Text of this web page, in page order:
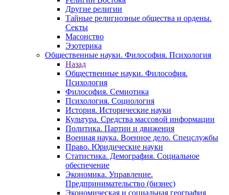
Другие религии
Тайные религиозные общества и ордены.
Секты
Масонство
Эзотерика
Общественные науки. Философия. Психология
Назад
Общественные науки. Философия.
Психология
Философия. Семиотика
Психология. Социология
История. Исторические науки
Культура. Средства массовой информации
Политика. Партии и движения
Военная наука. Военное дело. Спецслужбы
Право. Юридические науки
Статистика. Демография. Социальное
обеспечение
Экономика. Управление.
Предпринимательство (бизнес)
Экономическая и социальная география